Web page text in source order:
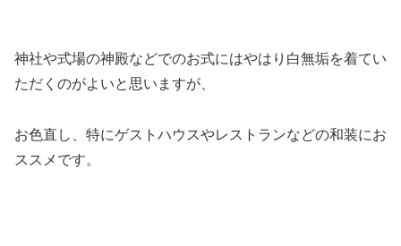
神社や式場の神殿などでのお式にはやはり白無垢を着てい
ただくのがよいと思いますが、
お色直し、特にゲストハウスやレストランなどの和装にお
ススメです。